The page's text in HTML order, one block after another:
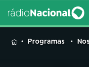
MENUProgramas